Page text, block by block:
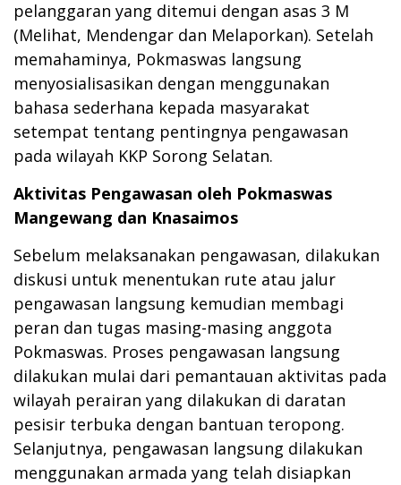
pelanggaran yang ditemui dengan asas 3 M
(Melihat, Mendengar dan Melaporkan). Setelah
memahaminya, Pokmaswas langsung
menyosialisasikan dengan menggunakan
bahasa sederhana kepada masyarakat
setempat tentang pentingnya pengawasan
pada wilayah KKP Sorong Selatan.
Aktivitas Pengawasan oleh Pokmaswas
Mangewang dan Knasaimos
Sebelum melaksanakan pengawasan, dilakukan
diskusi untuk menentukan rute atau jalur
pengawasan langsung kemudian membagi
peran dan tugas masing-masing anggota
Pokmaswas. Proses pengawasan langsung
dilakukan mulai dari pemantauan aktivitas pada
wilayah perairan yang dilakukan di daratan
pesisir terbuka dengan bantuan teropong.
Selanjutnya, pengawasan langsung dilakukan
menggunakan armada yang telah disiapkan